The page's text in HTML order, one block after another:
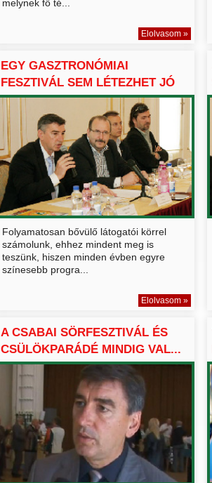
melynek fő té...
Elolvasom »
EGY GASZTRONÓMIAI
FESZTIVÁL SEM LÉTEZHET JÓ
SZÍN...
Folyamatosan bővülő látogatói körrel
számolunk, ehhez mindent meg is
teszünk, hiszen minden évben egyre
színesebb progra...
Elolvasom »
A CSABAI SÖRFESZTIVÁL ÉS
CSÜLÖKPARÁDÉ MINDIG VAL...